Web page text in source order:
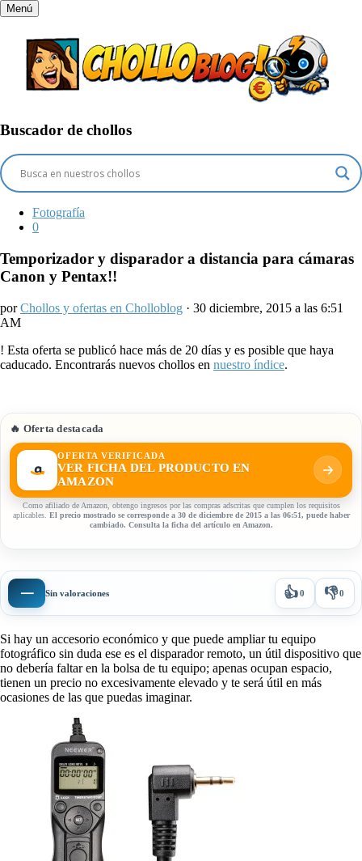
Menú
Buscador de chollos
Fotografía
0
Temporizador y disparador a distancia para cámaras
Canon y Pentax!!
porChollos y ofertas en Cholloblog · 30 diciembre, 2015 a las 6:51
AM
! Esta oferta se publicó hace más de 20 días y es posible que haya
caducado. Encontrarás nuevos chollos en nuestro índice.
🔥 Oferta destacada
OFERTA VERIFICADA
VER FICHA DEL PRODUCTO EN
AMAZON
Como afiliado de Amazon, obtengo ingresos por las compras adscritas que cumplen los requisitos
aplicables. El precio mostrado se corresponde a 30 de diciembre de 2015 a las 06:51, puede haber
cambiado. Consulta la ficha del artículo en Amazon.
— Sin valoraciones 👍0 👎0
Si hay un accesorio económico y que puede ampliar tu equipo
fotográfico sin duda ese es el disparador remoto, un útil dispositivo que
no debería faltar en la bolsa de tu equipo; apenas ocupan espacio,
tienen un precio no excesivamente elevado y te será útil en más
ocasiones de las que puedas imaginar.